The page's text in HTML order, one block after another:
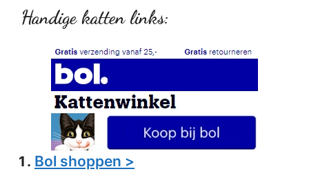
Handige katten links:
Bol shoppen >